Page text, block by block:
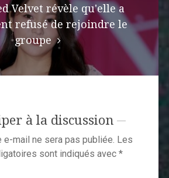
Velvet révèle qu'elle a
refusé de rejoindre le
groupe
à la discussion
mail ne sera pas publiée. Les
sont indiqués avec *